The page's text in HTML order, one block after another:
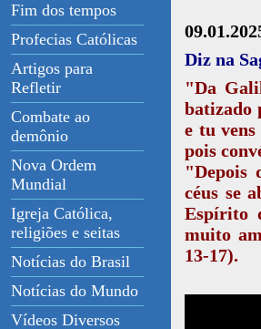
Fim dos tempos
Profecias Católicas
Artigos para
Refletir
Combate ao
demônio
Nova Ordem
Mundial
Igreja Católica,
religiões e seitas
Notícias do Brasil
Notícias do Mundo
Vídeos Diversos
Diz na
"Da
batizado
e tu
pois
"Depois
céus se
Espírito
muito
13-17).